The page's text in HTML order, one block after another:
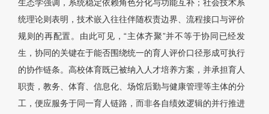
生态学强调，系统稳定依赖角色分化与功能互补；社会技术系
统理论则表明，技术嵌入往往伴随权责边界、流程接口与评价
规则的再配置。由此可见，“主体齐聚”并不等于协同已经发
生，协同的关键在于能否围绕统一的育人评价口径形成可执行
的协作链条。高校体育既已被纳入人才培养方案，并承担育人
职责，教务、体育、信息化、场馆后勤与健康管理等主体的分
工，便应服务于同一育人链路，而非各自绩效逻辑的并行推进